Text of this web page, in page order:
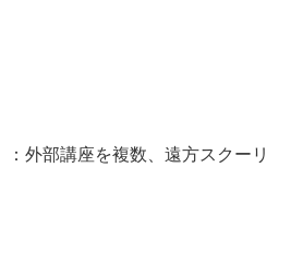
：外部講座を複数、遠方スクーリ